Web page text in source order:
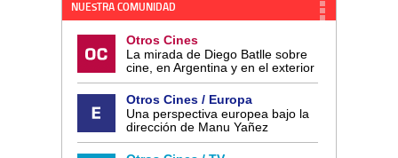
NUESTRA COMUNIDAD
Otros Cines
La mirada de Diego Batlle sobre
cine, en Argentina y en el exterior
Otros Cines / Europa
Una perspectiva europea bajo la
dirección de Manu Yañez